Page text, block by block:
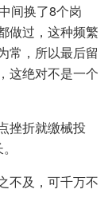
间换了8个岗
做过，这种频繁
常，所以最后留
这绝对不是一个
挫折就缴械投
不及，可千万不